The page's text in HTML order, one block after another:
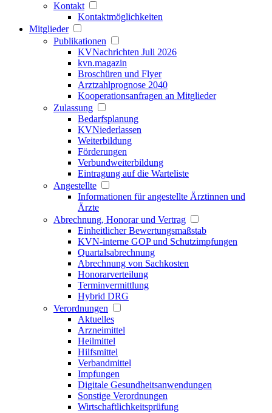
Kontakt
Kontaktmöglichkeiten
Mitglieder
Publikationen
KVNachrichten Juli 2026
kvn.magazin
Broschüren und Flyer
Arztzahlprognose 2040
Kooperationsanfragen an Mitglieder
Zulassung
Bedarfsplanung
KVNiederlassen
Weiterbildung
Förderungen
Verbundweiterbildung
Eintragung auf die Warteliste
Angestellte
Informationen für angestellte Ärztinnen und
Ärzte
Abrechnung, Honorar und Vertrag
Einheitlicher Bewertungsmaßstab
KVN-interne GOP und Schutzimpfungen
Quartalsabrechnung
Abrechnung von Sachkosten
Honorarverteilung
Terminvermittlung
Hybrid DRG
Verordnungen
Aktuelles
Arzneimittel
Heilmittel
Hilfsmittel
Verbandmittel
Impfungen
Digitale Gesundheitsanwendungen
Sonstige Verordnungen
Wirtschaftlichkeitsprüfung